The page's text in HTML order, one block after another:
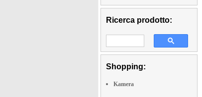
Ricerca prodotto:
Shopping:
Kamera